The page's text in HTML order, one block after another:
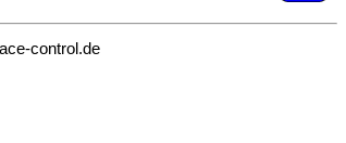
control.de